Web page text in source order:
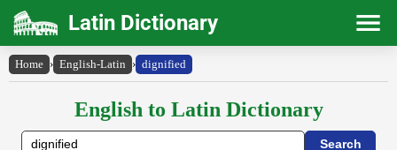
Latin Dictionary
Home › English-Latin › dignified
English to Latin Dictionary